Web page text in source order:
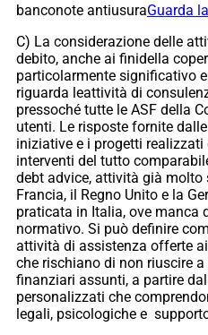
banconote antiusuraGuarda
C) La considerazione delle
debito, anche ai finidella
particolarmente significativo
riguarda leattività di
pressoché tutte le ASF della
utenti. Le risposte fornite
iniziative e i progetti
interventi del tutto
debt advice, attività già
Francia, il Regno Unito e la
praticata in Italia, ove manca
normativo. Si può definire
attività di assistenza offerte
che rischiano di non riuscire
finanziari assunti, a partire
personalizzati che
legali, psicologiche e